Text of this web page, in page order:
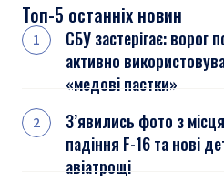
Топ-5 останніх новин
СБУ застерігає: ворог
активно
«медові пастки»
З’явились фото з місця
падіння F-16 та нові
авіатрощі